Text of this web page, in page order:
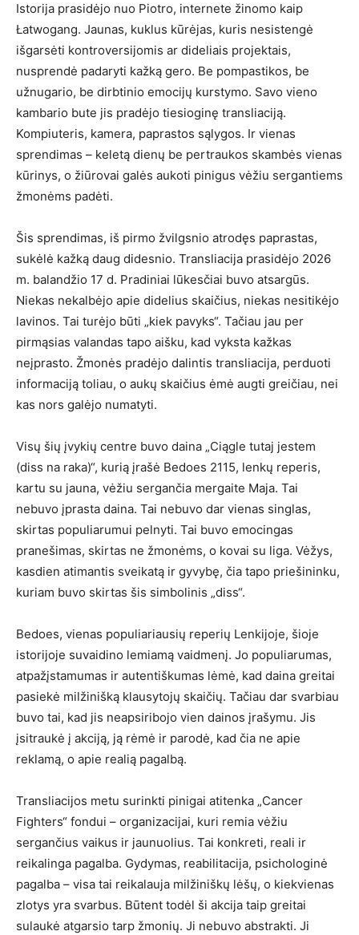
Istorija prasidėjo nuo Piotro, internete žinomo kaip
Łatwogang. Jaunas, kuklus kūrėjas, kuris nesistengė
išgarsėti kontroversijomis ar dideliais projektais,
nusprendė padaryti kažką gero. Be pompastikos, be
užnugario, be dirbtinio emocijų kurstymo. Savo vieno
kambario bute jis pradėjo tiesioginę transliaciją.
Kompiuteris, kamera, paprastos sąlygos. Ir vienas
sprendimas – keletą dienų be pertraukos skambės vienas
kūrinys, o žiūrovai galės aukoti pinigus vėžiu sergantiems
žmonėms padėti.
Šis sprendimas, iš pirmo žvilgsnio atrodęs paprastas,
sukėlė kažką daug didesnio. Transliacija prasidėjo 2026
m. balandžio 17 d. Pradiniai lūkesčiai buvo atsargūs.
Niekas nekalbėjo apie didelius skaičius, niekas nesitikėjo
lavinos. Tai turėjo būti „kiek pavyks“. Tačiau jau per
pirmąsias valandas tapo aišku, kad vyksta kažkas
neįprasto. Žmonės pradėjo dalintis transliacija, perduoti
informaciją toliau, o aukų skaičius ėmė augti greičiau, nei
kas nors galėjo numatyti.
Visų šių įvykių centre buvo daina „Ciągle tutaj jestem
(diss na raka)“, kurią įrašė Bedoes 2115, lenkų reperis,
kartu su jauna, vėžiu sergančia mergaite Maja. Tai
nebuvo įprasta daina. Tai nebuvo dar vienas singlas,
skirtas populiarumui pelnyti. Tai buvo emocingas
pranešimas, skirtas ne žmonėms, o kovai su liga. Vėžys,
kasdien atimantis sveikatą ir gyvybę, čia tapo priešininku,
kuriam buvo skirtas šis simbolinis „diss“.
Bedoes, vienas populiariausių reperių Lenkijoje, šioje
istorijoje suvaidino lemiamą vaidmenį. Jo populiarumas,
atpažįstamumas ir autentiškumas lėmė, kad daina greitai
pasiekė milžinišką klausytojų skaičių. Tačiau dar svarbiau
buvo tai, kad jis neapsiribojo vien dainos įrašymu. Jis
įsitraukė į akciją, ją rėmė ir parodė, kad čia ne apie
reklamą, o apie realią pagalbą.
Transliacijos metu surinkti pinigai atitenka „Cancer
Fighters“ fondui – organizacijai, kuri remia vėžiu
sergančius vaikus ir jaunuolius. Tai konkreti, reali ir
reikalinga pagalba. Gydymas, reabilitacija, psichologinė
pagalba – visa tai reikalauja milžiniškų lėšų, o kiekvienas
zlotys yra svarbus. Būtent todėl ši akcija taip greitai
sulaukė atgarsio tarp žmonių. Ji nebuvo abstrakti. Ji